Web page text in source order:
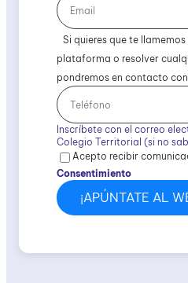
Si quieres que te
plataforma o resolver
pondremos en contacto
Inscríbete con el correo
Colegio Territorial (si no
Acepto recibir
Consentimiento